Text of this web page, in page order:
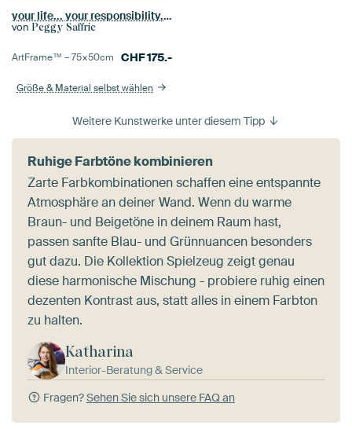
your life... your responsibility... ALWAYS...
von Peggy Saffrie
ArtFrame™ –75×50cm CHF175.-
Größe & Material selbst wählen
Weitere Kunstwerke unter diesem Tipp
Ruhige Farbtöne kombinieren
Zarte Farbkombinationen schaffen eine entspannte
Atmosphäre an deiner Wand. Wenn du warme
Braun- und Beigetöne in deinem Raum hast,
passen sanfte Blau- und Grünnuancen besonders
gut dazu. Die Kollektion Spielzeug zeigt genau
diese harmonische Mischung - probiere ruhig einen
dezenten Kontrast aus, statt alles in einem Farbton
zu halten.
Katharina
Interior-Beratung & Service
Fragen?Sehen Sie sich unsere FAQ an